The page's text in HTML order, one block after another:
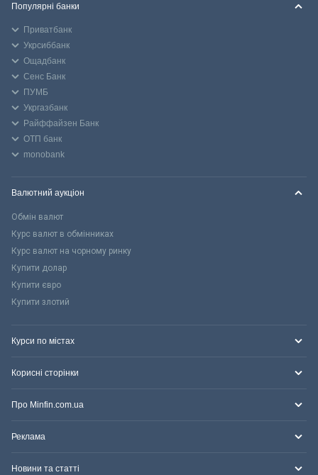
Популярні банки
Приватбанк
Укрсиббанк
Ощадбанк
Сенс Банк
ПУМБ
Укргазбанк
Райффайзен Банк
ОТП банк
monobank
Валютний аукціон
Обмін валют
Курс валют в обмінниках
Курс валют на чорному ринку
Купити долар
Купити євро
Купити злотий
Курси по містах
Корисні сторінки
Про Minfin.com.ua
Реклама
Новини та статті